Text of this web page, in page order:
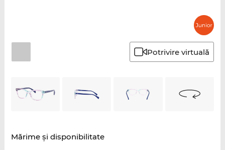
Potrivire virtuală
Mărime şi disponibilitate